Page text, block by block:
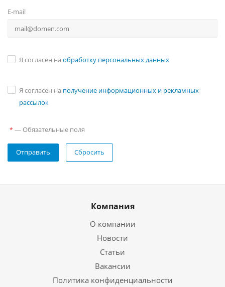
E-mail
Я согласен на обработку персональных данных
Я согласен на получение информационных и рекламных
рассылок
* — Обязательные поля
Отправить Сбросить
Компания
О компании
Новости
Статьи
Вакансии
Политика конфиденциальности